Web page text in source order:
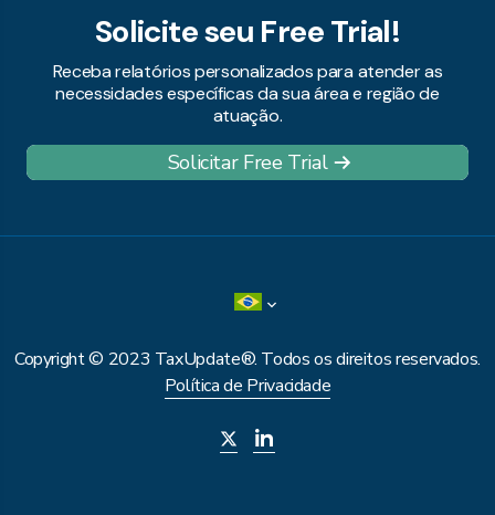
Solicite seu Free Trial!
Receba relatórios personalizados para atender as
necessidades específicas da sua área e região de
atuação.
Solicitar Free Trial
Copyright © 2023 TaxUpdate®. Todos os direitos reservados.
Política de Privacidade